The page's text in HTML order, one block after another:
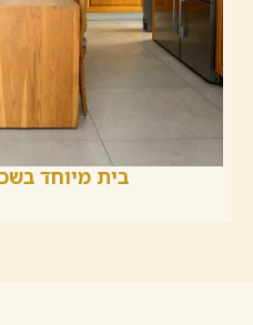
בית מיוחד